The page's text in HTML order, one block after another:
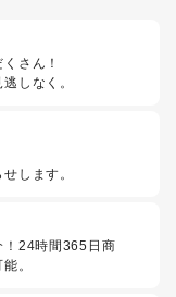
さん！
しなく。
します。
！24時間365日商
。